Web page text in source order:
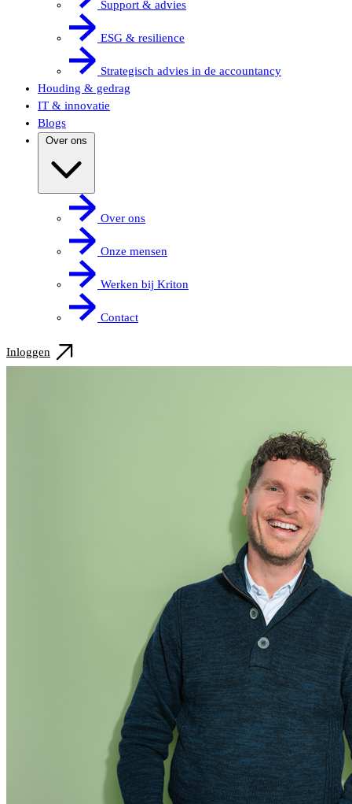
Support & advies
ESG & resilience
Strategisch advies in de accountancy
Houding & gedrag
IT & innovatie
Blogs
Over ons
Over ons
Onze mensen
Werken bij Kriton
Contact
Inloggen